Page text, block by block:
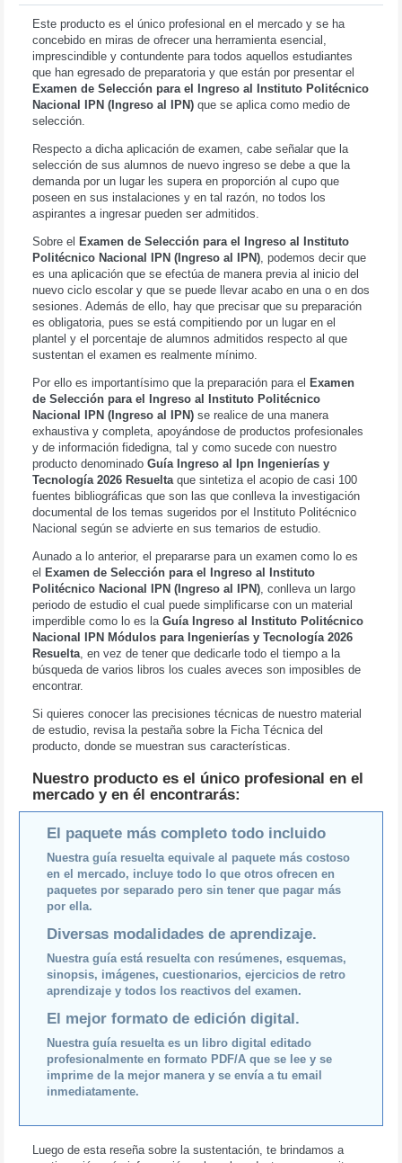
Este producto es el único profesional en el mercado y se ha
concebido en miras de ofrecer una herramienta esencial,
imprescindible y contundente para todos aquellos estudiantes
que han egresado de preparatoria y que están por presentar el
Examen de Selección para el Ingreso al Instituto Politécnico
Nacional IPN (Ingreso al IPN) que se aplica como medio de
selección.
Respecto a dicha aplicación de examen, cabe señalar que la
selección de sus alumnos de nuevo ingreso se debe a que la
demanda por un lugar les supera en proporción al cupo que
poseen en sus instalaciones y en tal razón, no todos los
aspirantes a ingresar pueden ser admitidos.
Sobre el Examen de Selección para el Ingreso al Instituto
Politécnico Nacional IPN (Ingreso al IPN) , podemos decir que
es una aplicación que se efectúa de manera previa al inicio del
nuevo ciclo escolar y que se puede llevar acabo en una o en dos
sesiones. Además de ello, hay que precisar que su preparación
es obligatoria, pues se está compitiendo por un lugar en el
plantel y el porcentaje de alumnos admitidos respecto al que
sustentan el examen es realmente mínimo.
Por ello es importantísimo que la preparación para el Examen
de Selección para el Ingreso al Instituto Politécnico
Nacional IPN (Ingreso al IPN) se realice de una manera
exhaustiva y completa, apoyándose de productos profesionales
y de información fidedigna, tal y como sucede con nuestro
producto denominado Guía Ingreso al Ipn Ingenierías y
Tecnología 2026 Resuelta que sintetiza el acopio de casi 100
fuentes bibliográficas que son las que conlleva la investigación
documental de los temas sugeridos por el Instituto Politécnico
Nacional según se advierte en sus temarios de estudio.
Aunado a lo anterior, el prepararse para un examen como lo es
el Examen de Selección para el Ingreso al Instituto
Politécnico Nacional IPN (Ingreso al IPN) , conlleva un largo
periodo de estudio el cual puede simplificarse con un material
imperdible como lo es la Guía Ingreso al Instituto Politécnico
Nacional IPN Módulos para Ingenierías y Tecnología 2026
Resuelta , en vez de tener que dedicarle todo el tiempo a la
búsqueda de varios libros los cuales aveces son imposibles de
encontrar.
Si quieres conocer las precisiones técnicas de nuestro material
de estudio, revisa la pestaña sobre la Ficha Técnica del
producto, donde se muestran sus características.
Nuestro producto es el único profesional en el
mercado y en él encontrarás:
El paquete más completo todo incluido
Nuestra guía resuelta equivale al paquete más costoso
en el mercado, incluye todo lo que otros ofrecen en
paquetes por separado pero sin tener que pagar más
por ella.
Diversas modalidades de aprendizaje.
Nuestra guía está resuelta con resúmenes, esquemas,
sinopsis, imágenes, cuestionarios, ejercicios de retro
aprendizaje y todos los reactivos del examen.
El mejor formato de edición digital.
Nuestra guía resuelta es un libro digital editado
profesionalmente en formato PDF/A que se lee y se
imprime de la mejor manera y se envía a tu email
inmediatamente.
Luego de esta reseña sobre la sustentación, te brindamos a